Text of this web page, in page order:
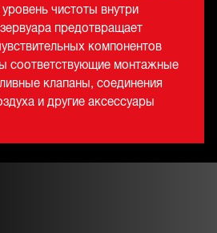
чистоты внутри
предотвращает
компонентов
соответствующие монтажные
клапаны, соединения
и другие аксессуары